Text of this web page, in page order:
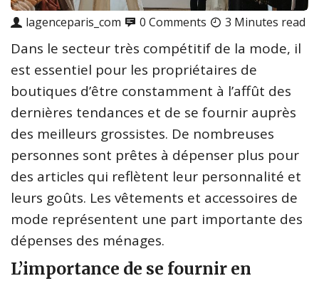
lagenceparis_com 0 Comments 3 Minutes read
Dans le secteur très compétitif de la mode, il
est essentiel pour les propriétaires de
boutiques d’être constamment à l’affût des
dernières tendances et de se fournir auprès
des meilleurs grossistes. De nombreuses
personnes sont prêtes à dépenser plus pour
des articles qui reflètent leur personnalité et
leurs goûts. Les vêtements et accessoires de
mode représentent une part importante des
dépenses des ménages.
L’importance de se fournir en